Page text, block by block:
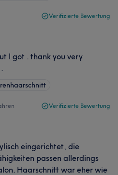
Verifizierte Bewertung
I got . thank you very
Verifizierte Bewertung
eingerichtet, die
passen allerdings
Haarschnitt war eher wie